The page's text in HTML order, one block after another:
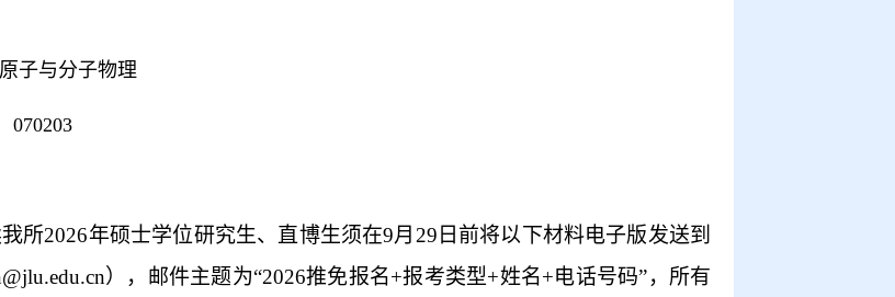
原子与分子物理
070203
所2026年硕士学位研究生、直博生须在9月 29 日前将以下材料电子版发送到
），邮件主题为“2026推免报名+报考类型+姓名+电话号码”，所有